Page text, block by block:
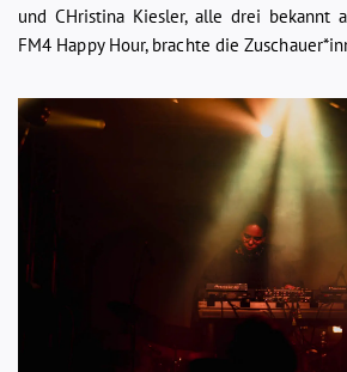
und CHristina Kiesler, alle drei bekannt
FM4 Happy Hour, brachte die